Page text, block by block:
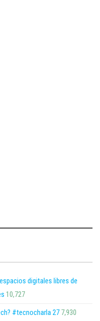
digitales libres de
10,727
#tecnocharla 27 7,930